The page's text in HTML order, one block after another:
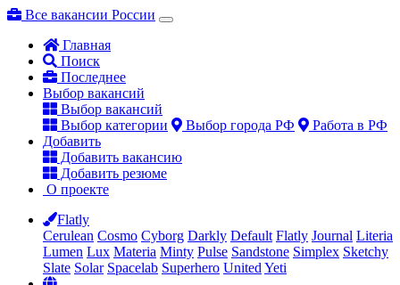
Все вакансии России
Главная
Поиск
Последнее
Выбор вакансий
Выбор вакансий
Выбор категории
Выбор города РФ
Работа в РФ
Добавить
Добавить вакансию
Добавить резюме
О проекте
Flatly
Cerulean Cosmo Cyborg Darkly Default Flatly Journal Literia
Lumen Lux Materia Minty Pulse Sandstone Simplex Sketchy
Slate Solar Spacelab Superhero United Yeti